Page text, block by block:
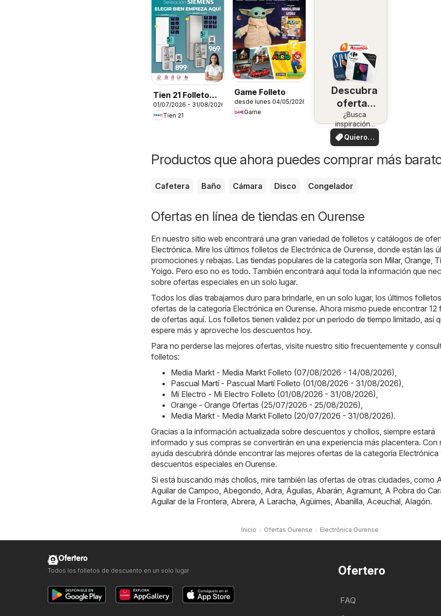
Tien 21 Folleto
Siemens
01/07/2026 - 31/08/2026
Tien 21
Game Folleto
desde lunes 04/05/2026
Game
Descubra
ofertas
en su
zona
¿Busca
inspiración?
¡Vea las
ofertas en su
Quiero
ver
Productos que ahora puedes comprar más
Cafetera Baño Cámara Disco Congelador
Ofertas en línea de tiendas en Ourense
En nuestro sitio web encontrará una gran variedad de folletos y catálogos de
Electrónica. Mire los últimos folletos de Electrónica de Ourense, donde están las
promociones y rebajas. Las tiendas populares de la categoría son Milar, Orange,
Yoigo. Pero eso no es todo. También encontrará aquí toda la información que
sobre ofertas especiales en un solo lugar.
Todos los días trabajamos duro para brindarle, en un solo lugar, los últimos
ofertas de la categoría Electrónica en Ourense. Ahora mismo puede encontrar 12
de ofertas aquí. Los folletos tienen validez por un período de tiempo limitado, así
espere más y aproveche los descuentos hoy.
Para no perderse las mejores ofertas, visite nuestro sitio frecuentemente y
folletos:
Media Markt - Media Markt Folleto (07/08/2026 - 14/08/2026),
Pascual Martí - Pascual Martí Folleto (01/08/2026 - 31/08/2026),
Mi Electro - Mi Electro Folleto (01/08/2026 - 31/08/2026),
Orange - Orange Ofertas (25/07/2026 - 25/08/2026),
Media Markt - Media Markt Folleto (20/07/2026 - 31/08/2026).
Gracias a la información actualizada sobre descuentos y chollos, siempre estará
informado y sus compras se convertirán en una experiencia más placentera. Con
ayuda descubrirá dónde encontrar las mejores ofertas de la categoría
descuentos especiales en Ourense.
Si está buscando más chollos, mire también las ofertas de otras ciudades, como
Aguilar de Campoo, Abegondo, Adra, Águilas, Abarán, Agramunt, A Pobra do
Aguilar de la Frontera, Abrera, A Laracha, Agüimes, Abanilla, Aceuchal, Alagón.
Inicio Ofertas Ourense Electrónica Ourense
Ofertero
FAQ
Ofertero
Todos los folletos de descuento en un solo lugar